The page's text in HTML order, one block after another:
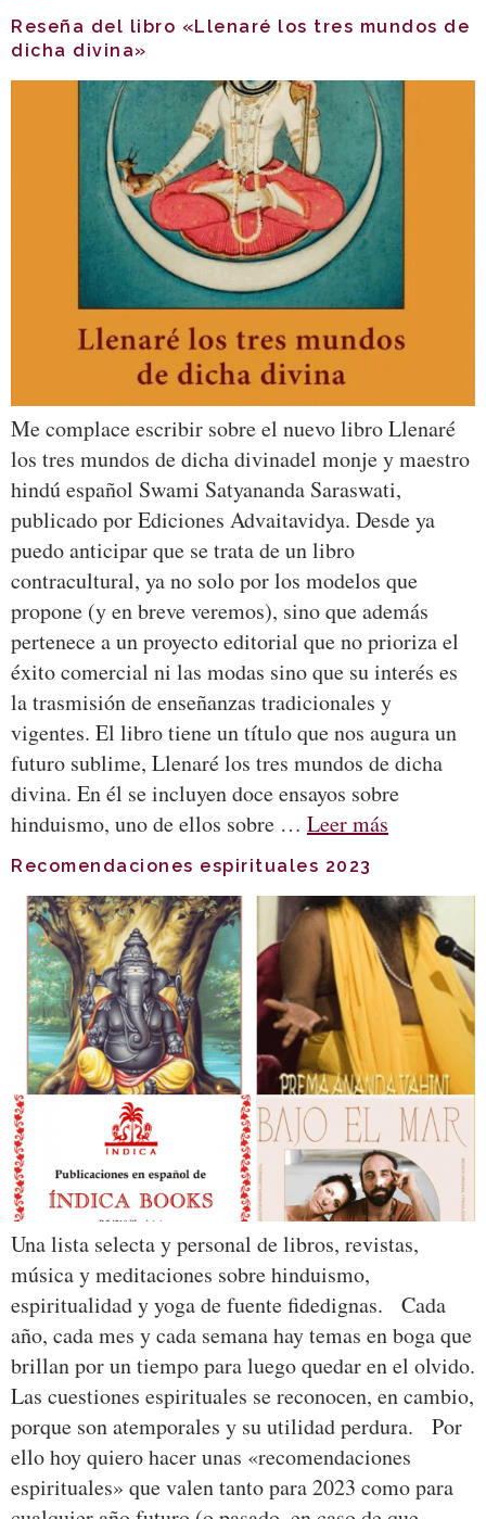
Reseña del libro «Llenaré los tres mundos de
dicha divina»
Me complace escribir sobre el nuevo libro Llenaré
los tres mundos de dicha divinadel monje y maestro
hindú español Swami Satyananda Saraswati,
publicado por Ediciones Advaitavidya. Desde ya
puedo anticipar que se trata de un libro
contracultural, ya no solo por los modelos que
propone (y en breve veremos), sino que además
pertenece a un proyecto editorial que no prioriza el
éxito comercial ni las modas sino que su interés es
la trasmisión de enseñanzas tradicionales y
vigentes. El libro tiene un título que nos augura un
futuro sublime, Llenaré los tres mundos de dicha
divina. En él se incluyen doce ensayos sobre
hinduismo, uno de ellos sobre … Leer más
Recomendaciones espirituales 2023
Una lista selecta y personal de libros, revistas,
música y meditaciones sobre hinduismo,
espiritualidad y yoga de fuente fidedignas. Cada
año, cada mes y cada semana hay temas en boga que
brillan por un tiempo para luego quedar en el olvido.
Las cuestiones espirituales se reconocen, en cambio,
porque son atemporales y su utilidad perdura. Por
ello hoy quiero hacer unas «recomendaciones
espirituales» que valen tanto para 2023 como para